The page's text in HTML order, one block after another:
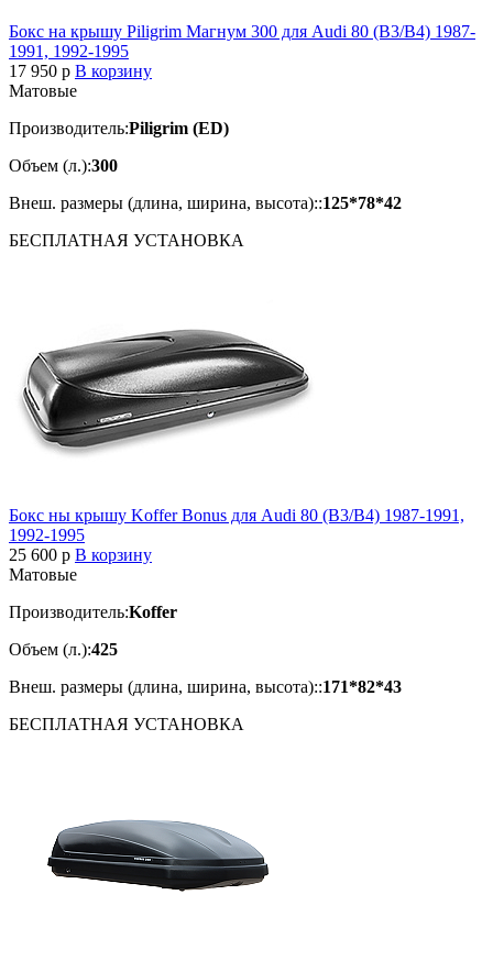
Бокс на крышу Piligrim Магнум 300 для Audi 80 (B3/B4) 1987-
1991, 1992-1995
17 950 p В корзину
Матовые
Производитель:Piligrim (ED)
Объем (л.):300
Внеш. размеры (длина, ширина, высота)::125*78*42
БЕСПЛАТНАЯ УСТАНОВКА
Бокс ны крышу Koffer Bonus для Audi 80 (B3/B4) 1987-1991,
1992-1995
25 600 p В корзину
Матовые
Производитель:Koffer
Объем (л.):425
Внеш. размеры (длина, ширина, высота)::171*82*43
БЕСПЛАТНАЯ УСТАНОВКА